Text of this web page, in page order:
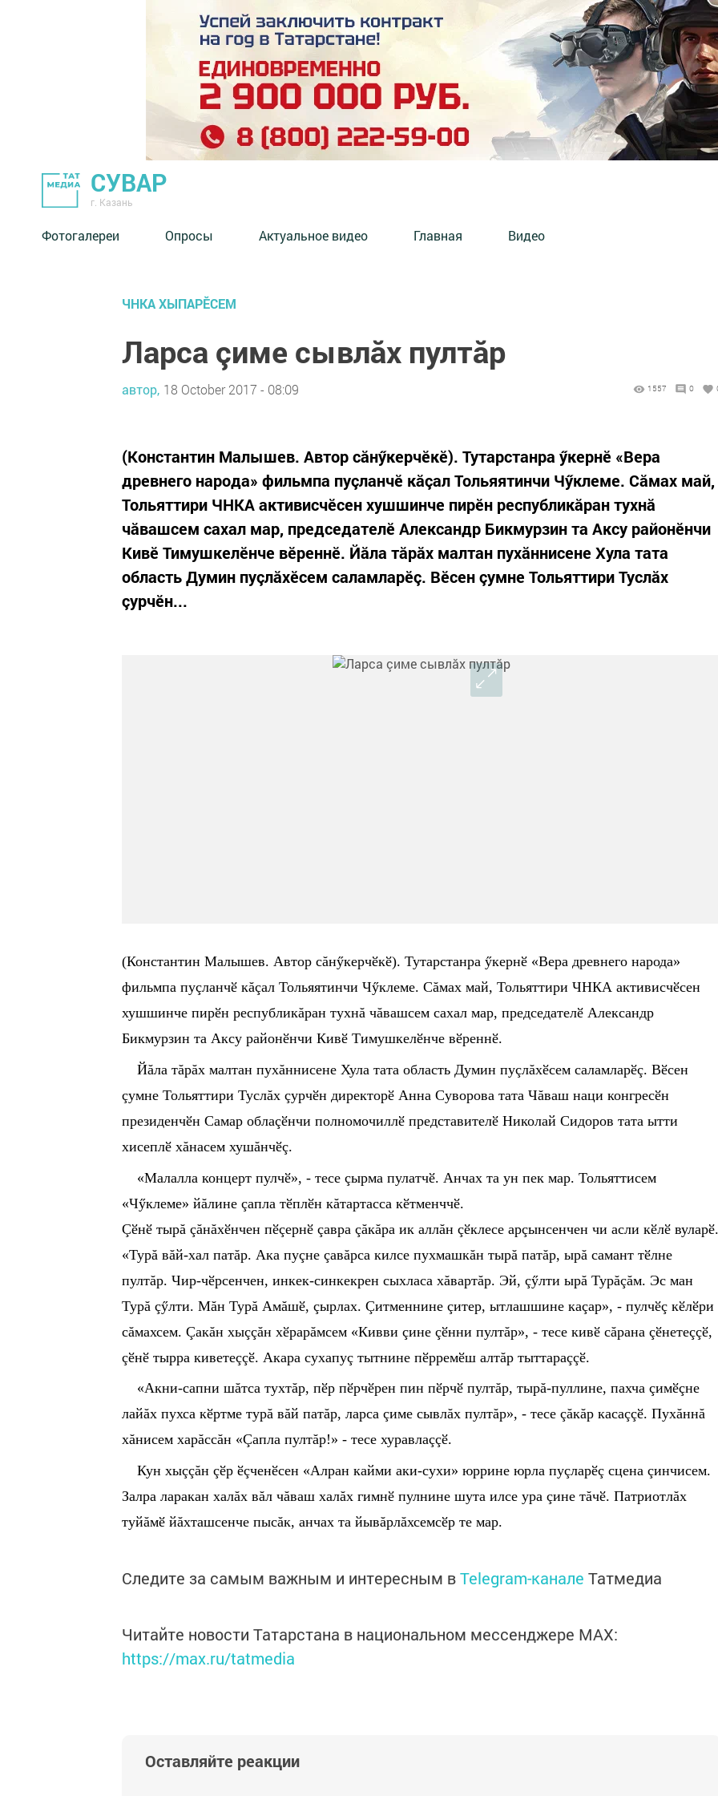
СУВАР
г. Казань
Фотогалереи Опросы Актуальное видео Главная Видео
ЧНКА ХЫПАРӖСЕМ
Ларса çиме сывлăх пултăр
автор, 18 October 2017 - 08:09 1557 0
(Константин Малышев. Автор сăнӳкерчӗкӗ). Тутарстанра ӳкернӗ «Вера
древнего народа» фильмпа пуçланчӗ кăçал Тольяятинчи Чӳклеме. Сăмах май,
Тольяттири ЧНКА активисчӗсен хушшинче пирӗн республикăран тухнă
чăвашсем сахал мар, председателӗ Александр Бикмурзин та Аксу районӗнчи
Кивӗ Тимушкелӗнче вӗреннӗ. Йăла тăрăх малтан пухăннисене Хула тата
область Думин пуçлăхӗсем саламларӗç. Вӗсен çумне Тольяттири Туслăх
çурчӗн...
(Константин Малышев. Автор сăнӳкерчӗкӗ). Тутарстанра ӳкернӗ «Вера древнего народа»
фильмпа пуçланчӗ кăçал Тольяятинчи Чӳклеме. Сăмах май, Тольяттири ЧНКА активисчӗсен
хушшинче пирӗн республикăран тухнă чăвашсем сахал мар, председателӗ Александр
Бикмурзин та Аксу районӗнчи Кивӗ Тимушкелӗнче вӗреннӗ.
Йăла тăрăх малтан пухăннисене Хула тата область Думин пуçлăхӗсем саламларӗç. Вӗсен
çумне Тольяттири Туслăх çурчӗн директорӗ Анна Суворова тата Чăваш наци конгресӗн
президенчӗн Самар облаçӗнчи полномочиллӗ представителӗ Николай Сидоров тата ытти
хисеплӗ хăнасем хушăнчӗç.
«Малалла концерт пулчӗ», - тесе çырма пулатчӗ. Анчах та ун пек мар. Тольяттисем
«Чӳклеме» йăлине çапла тӗплӗн кăтартасса кӗтменччӗ.
Çӗнӗ тырă çăнăхӗнчен пӗçернӗ çавра çăкăра ик аллăн çӗклесе арçынсенчен чи асли кӗлӗ вуларӗ.
«Турă вăй-хал патăр. Ака пуçне çавăрса килсе пухмашкăн тырă патăр, ырă самант тӗлне
пултăр. Чир-чӗрсенчен, инкек-синкекрен сыхласа хăвартăр. Эй, çӳлти ырă Турăçăм. Эс ман
Турă çӳлти. Мăн Турă Амăшӗ, çырлах. Çитменнине çитер, ытлашшине каçар», - пулчӗç кӗлӗри
сăмахсем. Çакăн хыççăн хӗрарăмсем «Кивви çине çӗнни пултăр», - тесе кивӗ сăрана çӗнетеççӗ,
çӗнӗ тырра киветеççӗ. Акара сухапуç тытнине пӗрремӗш алтăр тыттараççӗ.
«Акни-сапни шăтса тухтăр, пӗр пӗрчӗрен пин пӗрчӗ пултăр, тырă-пуллине, пахча çимӗçне
лайăх пухса кӗртме турă вăй патăр, ларса çиме сывлăх пултăр», - тесе çăкăр касаççӗ. Пухăннă
хăнисем харăссăн «Çапла пултăр!» - тесе хуравлаççӗ.
Кун хыççăн çӗр ӗçченӗсен «Алран кайми аки-сухи» юррине юрла пуçларӗç сцена çинчисем.
Залра ларакан халăх вăл чăваш халăх гимнӗ пулнине шута илсе ура çине тăчӗ. Патриотлăх
туйăмӗ йăхташсенче пысăк, анчах та йывăрлăхсемсӗр те мар.
Следите за самым важным и интересным вTelegram-канале Татмедиа
Читайте новости Татарстана в национальном мессенджере MАХ:
https://max.ru/tatmedia
Оставляйте реакции